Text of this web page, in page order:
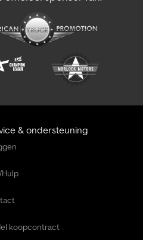
& ondersteuning
Hulp
koopcontract